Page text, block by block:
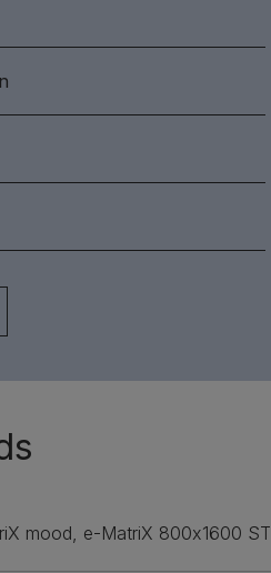
mood, e-MatriX 800x1600 ST